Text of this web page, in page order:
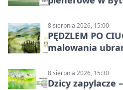
8 sierpnia 2026, 15:00
PĘDZLEM PO
malowania
8 sierpnia 2026, 15:30
Dzicy zapylacze